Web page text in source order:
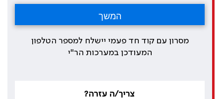
מסרון עם קוד חד פעמי יישלח למספר הטלפון
המעודכן במערכות הר"י
צריך/ה עזרה?